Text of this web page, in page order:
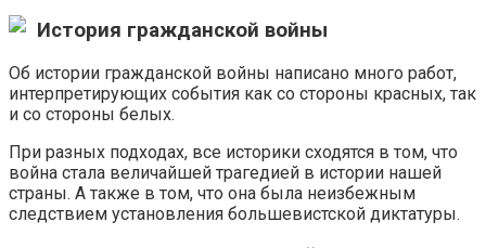
История гражданской войны
Об истории гражданской войны написано много работ,
интерпретирующих события как со стороны красных, так
и со стороны белых.
При разных подходах, все историки сходятся в том, что
война стала величайшей трагедией в истории нашей
страны. А также в том, что она была неизбежным
следствием установления большевистской диктатуры.